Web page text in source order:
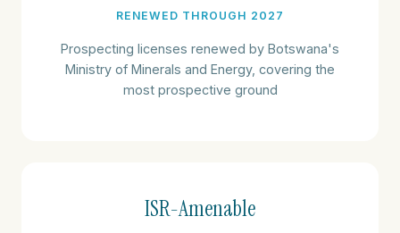
RENEWED THROUGH 2027
Prospecting licenses renewed by Botswana's
Ministry of Minerals and Energy, covering the
most prospective ground
ISR-Amenable